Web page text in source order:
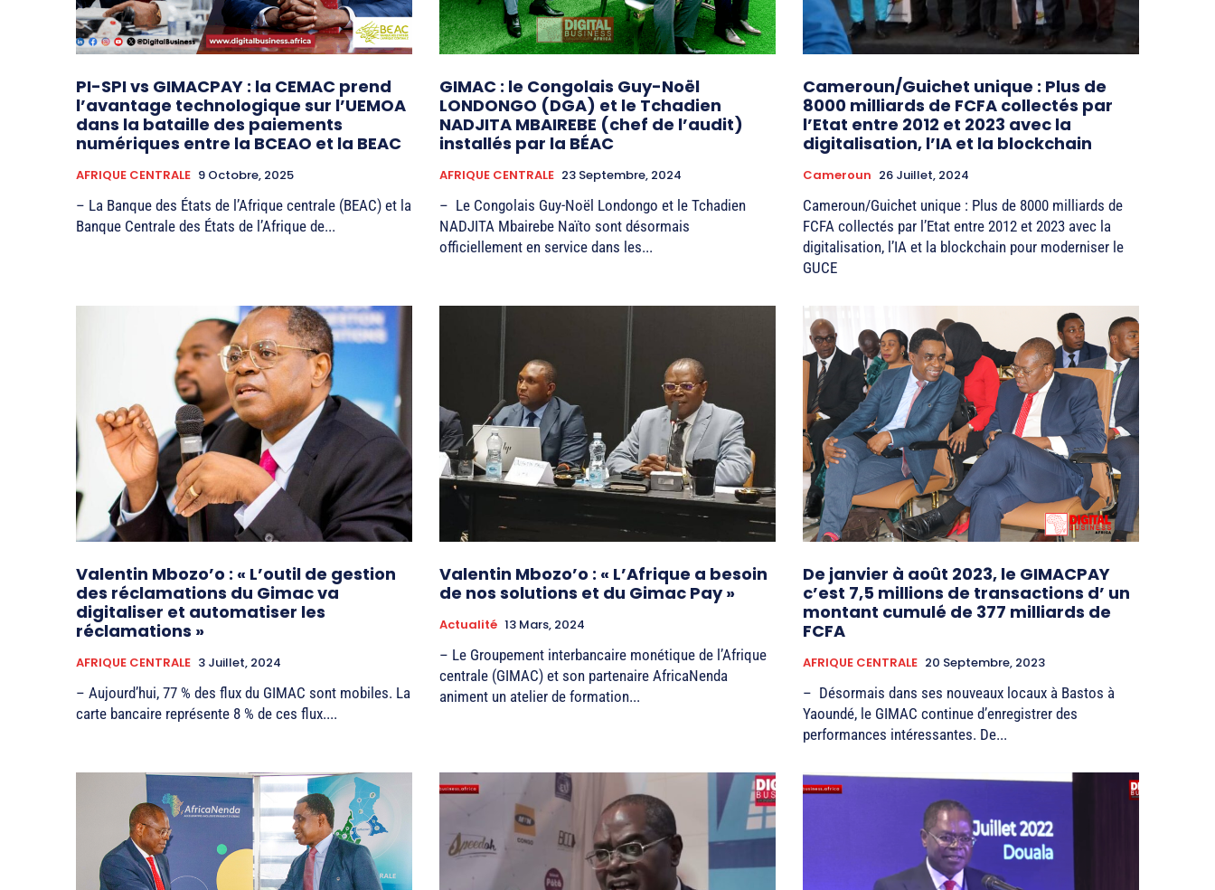
PI-SPI vs GIMACPAY : la CEMAC prend
l’avantage technologique sur l’UEMOA
dans la bataille des paiements
numériques entre la BCEAO et la BEAC
AFRIQUE CENTRALE 9 Octobre, 2025
– La Banque des États de l’Afrique centrale (BEAC) et la
Banque Centrale des États de l’Afrique de...
GIMAC : le Congolais Guy-Noël
LONDONGO (DGA) et le Tchadien
NADJITA MBAIREBE (chef de l’audit)
installés par la BÉAC
AFRIQUE CENTRALE 23 Septembre, 2024
– Le Congolais Guy-Noël Londongo et le Tchadien
NADJITA Mbairebe Naïto sont désormais
officiellement en service dans les...
Cameroun/Guichet unique : Plus de
8000 milliards de FCFA collectés par
l’Etat entre 2012 et 2023 avec la
digitalisation, l’IA et la blockchain
Cameroun 26 Juillet, 2024
Cameroun/Guichet unique : Plus de 8000 milliards de
FCFA collectés par l’Etat entre 2012 et 2023 avec la
digitalisation, l’IA et la blockchain pour moderniser le
GUCE
Valentin Mbozo’o : « L’outil de gestion
des réclamations du Gimac va
digitaliser et automatiser les
réclamations »
AFRIQUE CENTRALE 3 Juillet, 2024
– Aujourd’hui, 77 % des flux du GIMAC sont mobiles. La
carte bancaire représente 8 % de ces flux....
Valentin Mbozo’o : « L’Afrique a besoin
de nos solutions et du Gimac Pay »
Actualité 13 Mars, 2024
– Le Groupement interbancaire monétique de l’Afrique
centrale (GIMAC) et son partenaire AfricaNenda
animent un atelier de formation...
De janvier à août 2023, le GIMACPAY
c’est 7,5 millions de transactions d’ un
montant cumulé de 377 milliards de
FCFA
AFRIQUE CENTRALE 20 Septembre, 2023
– Désormais dans ses nouveaux locaux à Bastos à
Yaoundé, le GIMAC continue d’enregistrer des
performances intéressantes. De...